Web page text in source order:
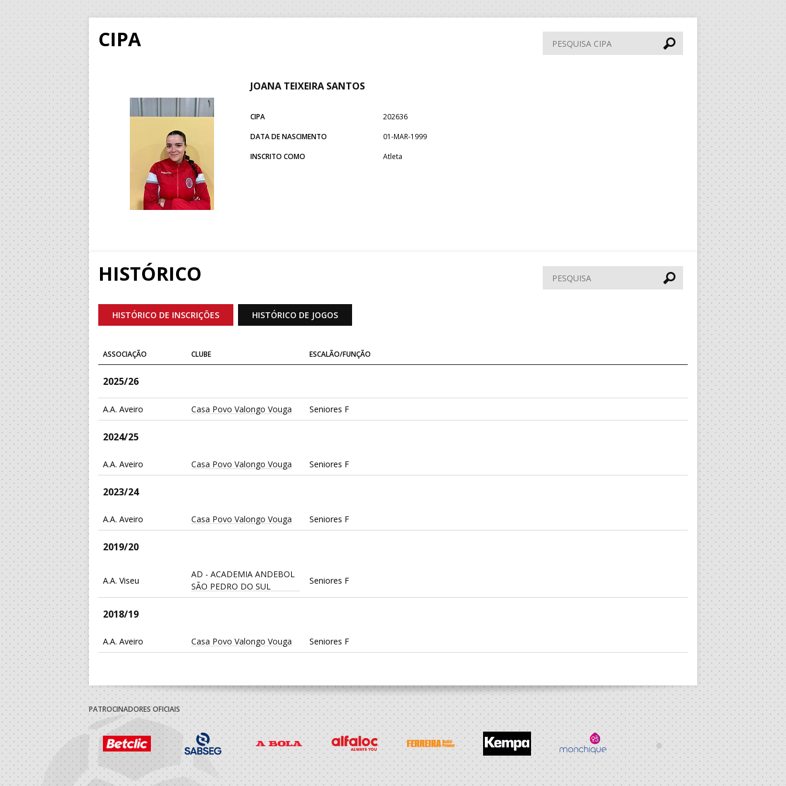
CIPA
Pesquisa
CIPA
JOANA TEIXEIRA SANTOS
CIPA
202636
DATA DE NASCIMENTO
01-MAR-1999
INSCRITO COMO
Atleta
HISTÓRICO Pesquisar
HISTÓRICO DE INSCRIÇÕES HISTÓRICO DE JOGOS
ASSOCIAÇÃO CLUBE ESCALÃO/FUNÇÃO
2025/26
A.A. Aveiro Casa Povo Valongo Vouga Seniores F
2024/25
A.A. Aveiro Casa Povo Valongo Vouga Seniores F
2023/24
A.A. Aveiro Casa Povo Valongo Vouga Seniores F
2019/20
A.A. Viseu
AD - ACADEMIA ANDEBOL
SÃO PEDRO DO SUL
Seniores F
2018/19
A.A. Aveiro Casa Povo Valongo Vouga Seniores F
A.A. Aveiro Casa Povo Valongo Vouga Juniores F / Seniores F
A.A. Aveiro
Alavarium - Andebol Clube
Aveiro
Juniores F / Seniores F
2016/17
PATROCINADORES OFICIAIS